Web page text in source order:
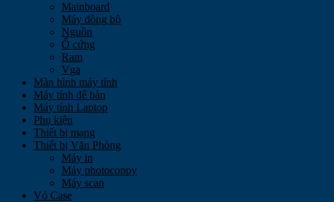
Mainboard
Máy đồng bộ
Nguồn
Ổ cứng
Ram
Vga
Màn hình máy tính
Máy tính để bàn
Máy tính Laptop
Phụ kiện
Thiết bị mạng
Thiết bị Văn Phòng
Máy in
Máy photocoppy
Máy scan
Vỏ Case